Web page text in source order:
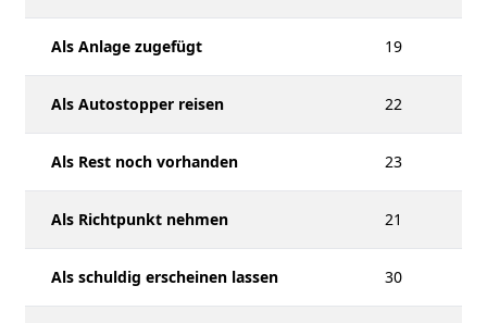
Als Anlage zugefügt 19
Als Autostopper reisen 22
Als Rest noch vorhanden 23
Als Richtpunkt nehmen 21
Als schuldig erscheinen lassen 30